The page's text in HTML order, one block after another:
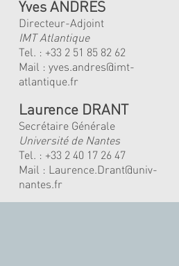
Yves ANDRES
Directeur-Adjoint
IMT Atlantique
Tel. : +33 2 51 85 82 62
Mail : yves.andres@imt-
atlantique.fr
Laurence DRANT
Secrétaire Générale
Université de Nantes
Tel. : +33 2 40 17 26 47
Mail : Laurence.Drant@univ-
nantes.fr